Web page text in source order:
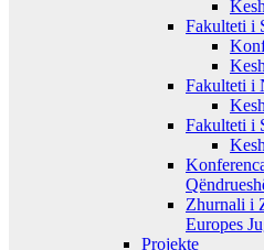
Fakulteti i
Fakulteti i
Fakulteti i
Zhurnali i
Europes
Projekte